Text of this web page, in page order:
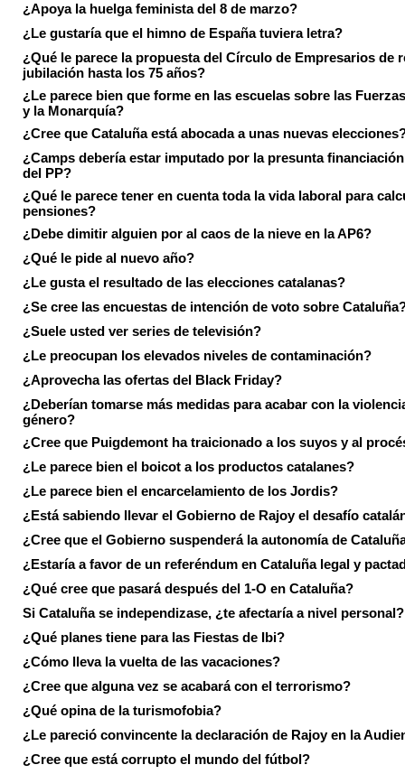
¿Apoya la huelga feminista del 8 de marzo?
¿Le gustaría que el himno de España tuviera letra?
¿Qué le parece la propuesta del Círculo de Empresarios de
jubilación hasta los 75 años?
¿Le parece bien que forme en las escuelas sobre las
y la Monarquía?
¿Cree que Cataluña está abocada a unas nuevas
¿Camps debería estar imputado por la presunta
del PP?
¿Qué le parece tener en cuenta toda la vida laboral para
pensiones?
¿Debe dimitir alguien por al caos de la nieve en la AP6?
¿Qué le pide al nuevo año?
¿Le gusta el resultado de las elecciones catalanas?
¿Se cree las encuestas de intención de voto sobre
¿Suele usted ver series de televisión?
¿Le preocupan los elevados niveles de contaminación?
¿Aprovecha las ofertas del Black Friday?
¿Deberían tomarse más medidas para acabar con la
género?
¿Cree que Puigdemont ha traicionado a los suyos y al
¿Le parece bien el boicot a los productos catalanes?
¿Le parece bien el encarcelamiento de los Jordis?
¿Está sabiendo llevar el Gobierno de Rajoy el desafío
¿Cree que el Gobierno suspenderá la autonomía de
¿Estaría a favor de un referéndum en Cataluña legal y
¿Qué cree que pasará después del 1-O en Cataluña?
Si Cataluña se independizase, ¿te afectaría a nivel personal?
¿Qué planes tiene para las Fiestas de Ibi?
¿Cómo lleva la vuelta de las vacaciones?
¿Cree que alguna vez se acabará con el terrorismo?
¿Qué opina de la turismofobia?
¿Le pareció convincente la declaración de Rajoy en la
¿Cree que está corrupto el mundo del fútbol?